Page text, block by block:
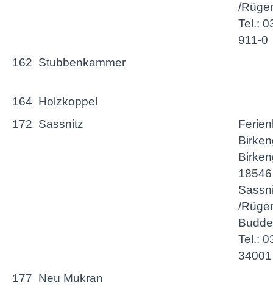
/
Tel.:
911-0
162 Stubbenkammer
164 Holzkoppel
172 Sassnitz
18546
/
Tel.:
34001
177 Neu Mukran